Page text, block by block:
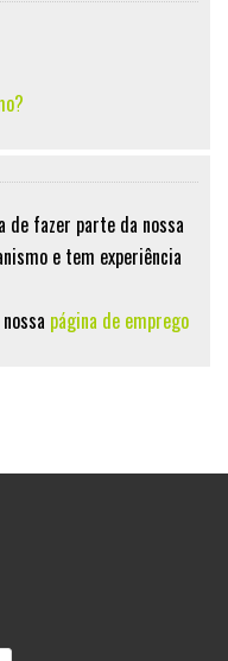
fazer parte da nossa
e tem experiência
página de emprego